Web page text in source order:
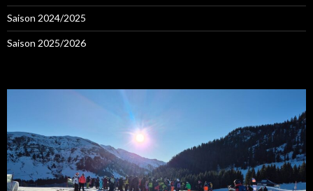
Saison 2024/2025
Saison 2025/2026